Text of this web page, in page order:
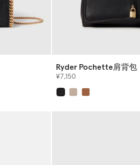
Ryder Pochette肩背包
¥7,150